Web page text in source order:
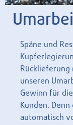
Späne und
Rücklieferung
unseren
Gewinn für
Kunden.
automatisch